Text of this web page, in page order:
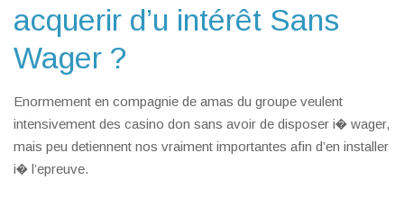
acquerir d’u intérêt Sans
Wager ?
Enormement en compagnie de amas du groupe veulent
intensivement des casino don sans avoir de disposer i� wager,
mais peu detiennent nos vraiment importantes afin d’en installer
i� l’epreuve.